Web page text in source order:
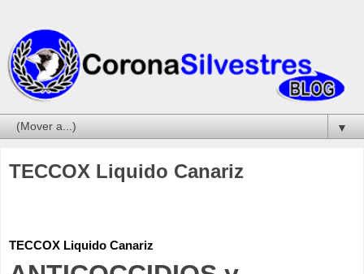
▼
TECCOX Liquido Canariz